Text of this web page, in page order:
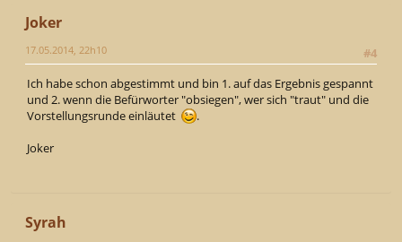
Joker
#4
17.05.2014, 22h10
Ich habe schon abgestimmt und bin 1. auf das Ergebnis gespannt
und 2. wenn die Befürworter "obsiegen", wer sich "traut" und die
Vorstellungsrunde einläutet
.
Joker
Syrah